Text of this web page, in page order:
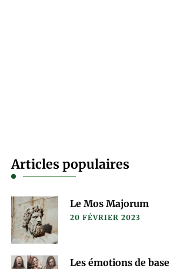
Articles populaires
Le Mos Majorum
20 FÉVRIER 2023
Les émotions de base